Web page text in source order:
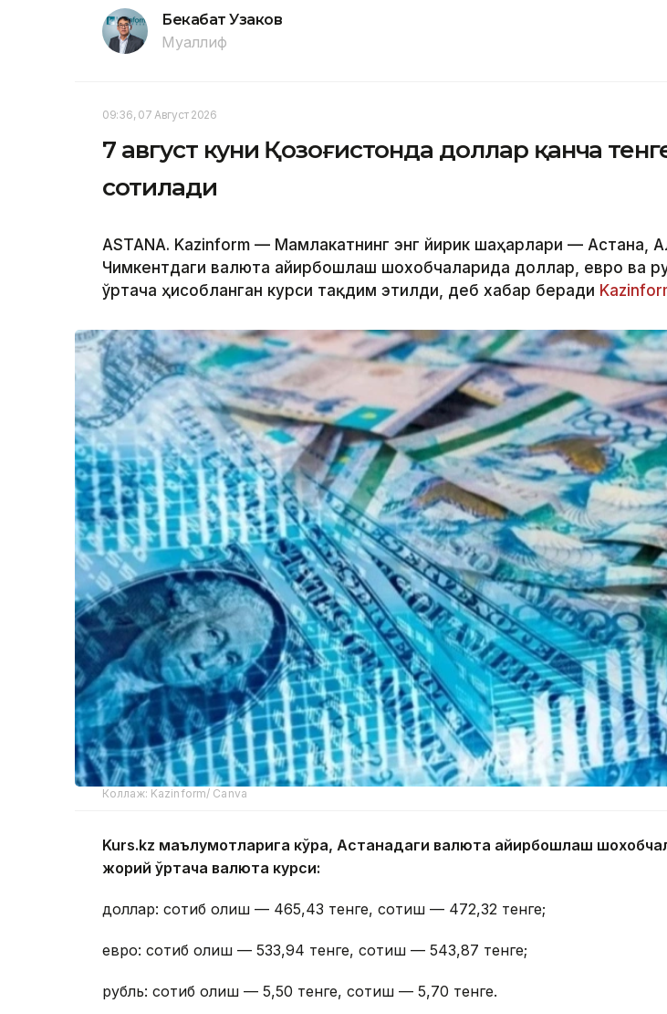
Бекабат Узаков
Муаллиф
09:36, 07 Август 2026
7 август куни Қозоғистонда доллар қанча
сотилади
ASTANA. Kazinform — Мамлакатнинг энг йирик шаҳарлари — Астана,
Чимкентдаги валюта айирбошлаш шохобчаларида доллар, евро ва
ўртача ҳисобланган курси тақдим этилди, деб хабар беради
Коллаж: Kazinform/ Canva
Kurs.kz маълумотларига кўра, Астанадаги валюта айирбошлаш
жорий ўртача валюта курси:
доллар: сотиб олиш — 465,43 тенге, сотиш — 472,32 тенге;
евро: сотиб олиш — 533,94 тенге, сотиш — 543,87 тенге;
рубль: сотиб олиш — 5,50 тенге, сотиш — 5,70 тенге.